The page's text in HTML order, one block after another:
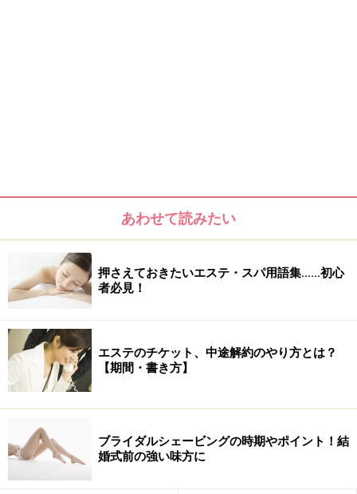
大都会の真ん中とは思えないほどの静けさ。まさに「都会の
オアシス」です
「パーク ハイアット 東京」の45、47階に位置するスパ
＆フィットネス「CLUB ON THE PARK（クラブ オン ザ
パーク）」は、地上180mに位置し、都会の喧騒を忘れさ
せる静寂に満たされた「大都会に浮かぶ空中のオアシ
ス」のような場所。ホテル全館のデザインを手がけたジ
ョン・モーフォード氏によるインテリアは、スタイリッ
あわせて読みたい
押さえておきたいエステ・スパ用語集……初心
者必見！
エステのチケット、中途解約のやり方とは？
【期間・書き方】
ブライダルシェービングの時期やポイント！結
婚式前の強い味方に